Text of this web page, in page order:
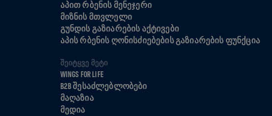
ᲐᲞᲘᲗ ᲠᲑᲔᲜᲘᲡ ᲛᲔᲜᲔᲯᲔᲠᲘ
ᲛᲘᲖᲜᲘᲡ ᲛᲗᲕᲚᲔᲚᲘ
ᲒᲣᲜᲓᲘᲡ ᲒᲐᲖᲘᲐᲠᲔᲑᲘᲡ ᲐᲥᲢᲘᲕᲔᲑᲘ
ᲐᲞᲘᲡ ᲠᲑᲔᲜᲘᲡ ᲦᲝᲜᲘᲡᲫᲘᲔᲑᲔᲑᲘᲡ ᲒᲐᲖᲘᲐᲠᲔᲑᲘᲡ ᲤᲣᲜᲥᲪᲘᲐ
ᲨᲔᲘᲢᲧᲕᲔ ᲛᲔᲢᲘ
WINGS FOR LIFE
B2B ᲨᲔᲡᲐᲫᲚᲔᲑᲚᲝᲑᲔᲑᲘ
ᲛᲐᲦᲐᲖᲘᲐ
ᲛᲔᲓᲘᲐ